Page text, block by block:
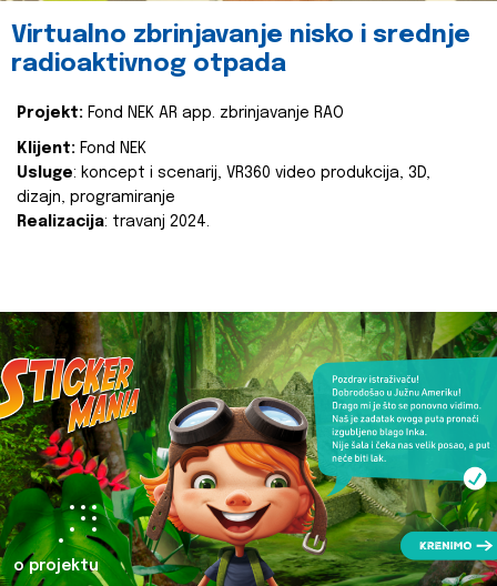
Virtualno zbrinjavanje nisko i srednje
radioaktivnog otpada
Projekt: Fond NEK AR app. zbrinjavanje RAO
Klijent: Fond NEK
Usluge: koncept i scenarij, VR360 video produkcija, 3D,
dizajn, programiranje
Realizacija: travanj 2024.
o projektu